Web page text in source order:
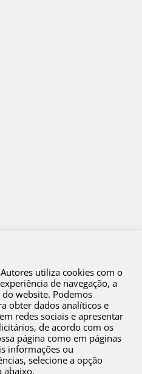
Corrupção e Infrações Conexas
utiliza cookies com o
de navegação, a
website. Podemos
obter dados analíticos e
redes sociais e apresentar
de acordo com os
página como em páginas
informações ou
selecione a opção
abaixo.